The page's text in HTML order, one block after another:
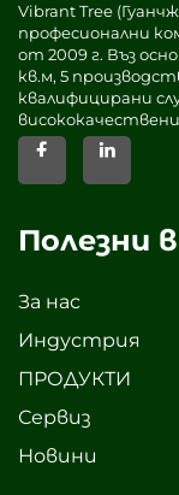
Vibrant Tree
професионални
от 2009 г. Въз
кв.м, 5
квалифицирани
Полезни
За нас
Индустрия
ПРОДУКТИ
Сервиз
Новини